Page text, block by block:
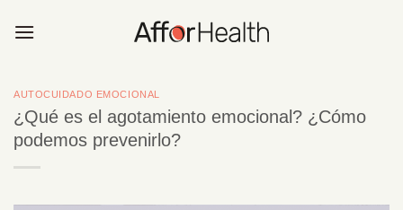
AUTOCUIDADO EMOCIONAL
¿Qué es el agotamiento emocional? ¿Cómo
podemos prevenirlo?